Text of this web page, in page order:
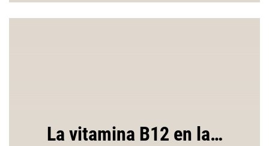
La vitamina B12 en la…